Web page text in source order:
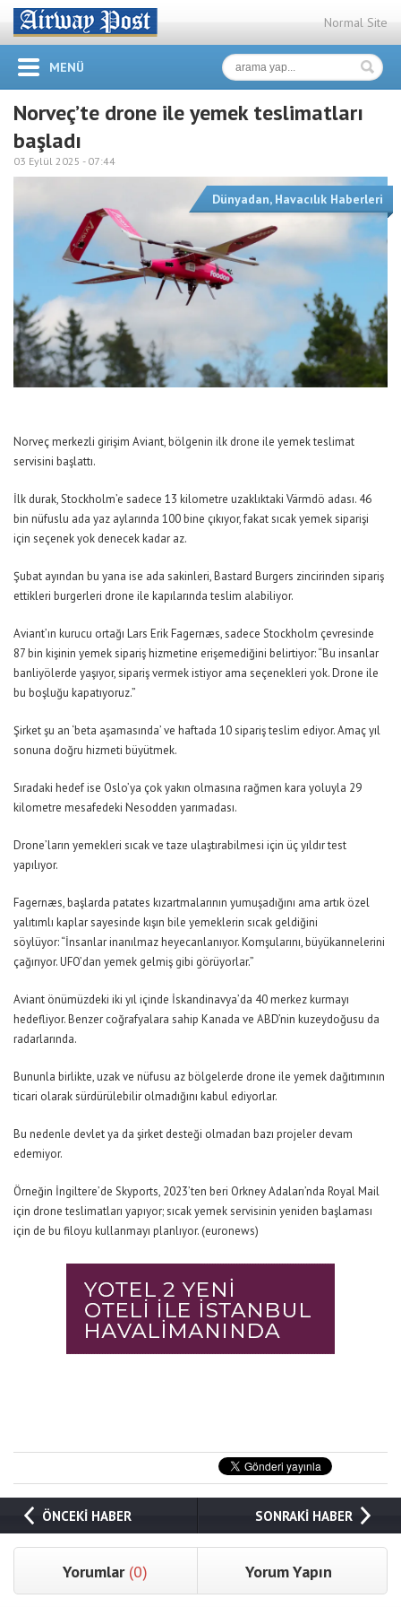
Normal Site
MENÜ
Norveç’te drone ile yemek teslimatları
başladı
03 Eylül 2025 - 07:44
Dünyadan, Havacılık Haberleri
Norveç merkezli girişim Aviant, bölgenin ilk drone ile yemek teslimat
servisini başlattı.
İlk durak, Stockholm’e sadece 13 kilometre uzaklıktaki Värmdö adası. 46
bin nüfuslu ada yaz aylarında 100 bine çıkıyor, fakat sıcak yemek siparişi
için seçenek yok denecek kadar az.
Şubat ayından bu yana ise ada sakinleri, Bastard Burgers zincirinden sipariş
ettikleri burgerleri drone ile kapılarında teslim alabiliyor.
Aviant’ın kurucu ortağı Lars Erik Fagernæs, sadece Stockholm çevresinde
87 bin kişinin yemek sipariş hizmetine erişemediğini belirtiyor:“Bu insanlar
banliyölerde yaşıyor, sipariş vermek istiyor ama seçenekleri yok. Drone ile
bu boşluğu kapatıyoruz.”
Şirket şu an ‘beta aşamasında’ ve haftada 10 sipariş teslim ediyor. Amaç yıl
sonuna doğru hizmeti büyütmek.
Sıradaki hedef ise Oslo’ya çok yakın olmasına rağmen kara yoluyla 29
kilometre mesafedeki Nesodden yarımadası.
Drone’ların yemekleri sıcak ve taze ulaştırabilmesi için üç yıldır test
yapılıyor.
Fagernæs, başlarda patates kızartmalarının yumuşadığını ama artık özel
yalıtımlı kaplar sayesinde kışın bile yemeklerin sıcak geldiğini
söylüyor:“İnsanlar inanılmaz heyecanlanıyor. Komşularını, büyükannelerini
çağırıyor. UFO’dan yemek gelmiş gibi görüyorlar.”
Aviant önümüzdeki iki yıl içinde İskandinavya’da 40 merkez kurmayı
hedefliyor. Benzer coğrafyalara sahip Kanada ve ABD’nin kuzeydoğusu da
radarlarında.
Bununla birlikte, uzak ve nüfusu az bölgelerde drone ile yemek dağıtımının
ticari olarak sürdürülebilir olmadığını kabul ediyorlar.
Bu nedenle devlet ya da şirket desteği olmadan bazı projeler devam
edemiyor.
Örneğin İngiltere’de Skyports, 2023’ten beri Orkney Adaları’nda Royal Mail
için drone teslimatları yapıyor; sıcak yemek servisinin yeniden başlaması
için de bu filoyu kullanmayı planlıyor. (euronews)
ÖNCEKİ HABER SONRAKİ HABER
Yorumlar (0) Yorum Yapın